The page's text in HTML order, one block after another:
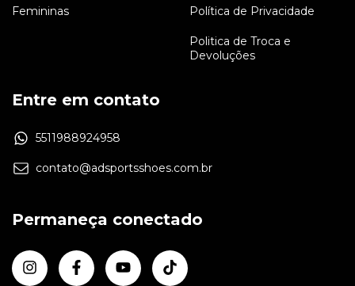
Femininas Política de Privacidade
Politica de Troca e
Devoluções
Entre em contato
5511988924958
contato@adsportsshoes.com.br
Permaneça conectado